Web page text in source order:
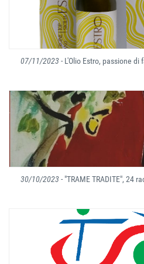
07/11/2023- L'Olio Estro, passione di
30/10/2023- "TRAME TRADITE", 24